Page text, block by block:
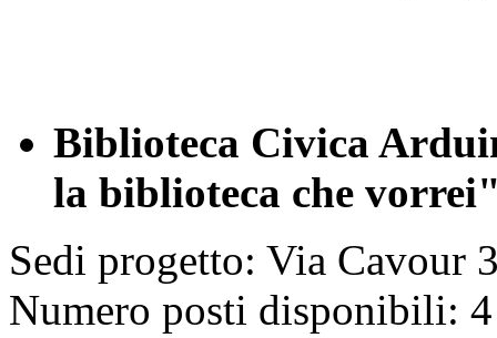
Biblioteca Civica
la biblioteca che
Sedi progetto: Via Cavour
Numero posti disponibili: 4